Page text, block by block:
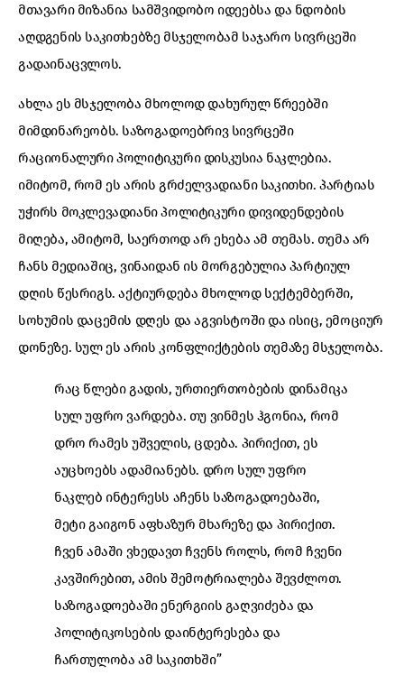
მთავარი მიზანია სამშვიდობო იდეებსა და ნდობის
აღდგენის საკითხებზე მსჯელობამ საჯარო სივრცეში
გადაინაცვლოს.
ახლა ეს მსჯელობა მხოლოდ დახურულ წრეებში
მიმდინარეობს. საზოგადოებრივ სივრცეში
რაციონალური პოლიტიკური დისკუსია ნაკლებია.
იმიტომ, რომ ეს არის გრძელვადიანი საკითხი. პარტიას
უჭირს მოკლევადიანი პოლიტიკური დივიდენდების
მიღება, ამიტომ, საერთოდ არ ეხება ამ თემას. თემა არ
ჩანს მედიაშიც, ვინაიდან ის მორგებულია პარტიულ
დღის წესრიგს. აქტიურდება მხოლოდ სექტემბერში,
სოხუმის დაცემის დღეს და აგვისტოში და ისიც, ემოციურ
დონეზე. სულ ეს არის კონფლიქტების თემაზე მსჯელობა.
რაც წლები გადის, ურთიერთობების დინამიკა
სულ უფრო ვარდება. თუ ვინმეს ჰგონია, რომ
დრო რამეს უშველის, ცდება. პირიქით, ეს
აუცხოებს ადამიანებს. დრო სულ უფრო
ნაკლებ ინტერესს აჩენს საზოგადოებაში,
მეტი გაიგონ აფხაზურ მხარეზე და პირიქით.
ჩვენ ამაში ვხედავთ ჩვენს როლს, რომ ჩვენი
კავშირებით, ამის შემოტრიალება შევძლოთ.
საზოგადოებაში ენერგიის გაღვიძება და
პოლიტიკოსების დაინტერესება და
ჩართულობა ამ საკითხში”